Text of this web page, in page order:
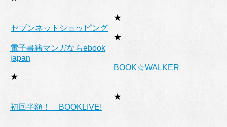
★
セブンネットショッピング
★
電子書籍マンガならebook
japan
★
BOOK☆WALKER
★
初回半額！ BOOKLIVE!